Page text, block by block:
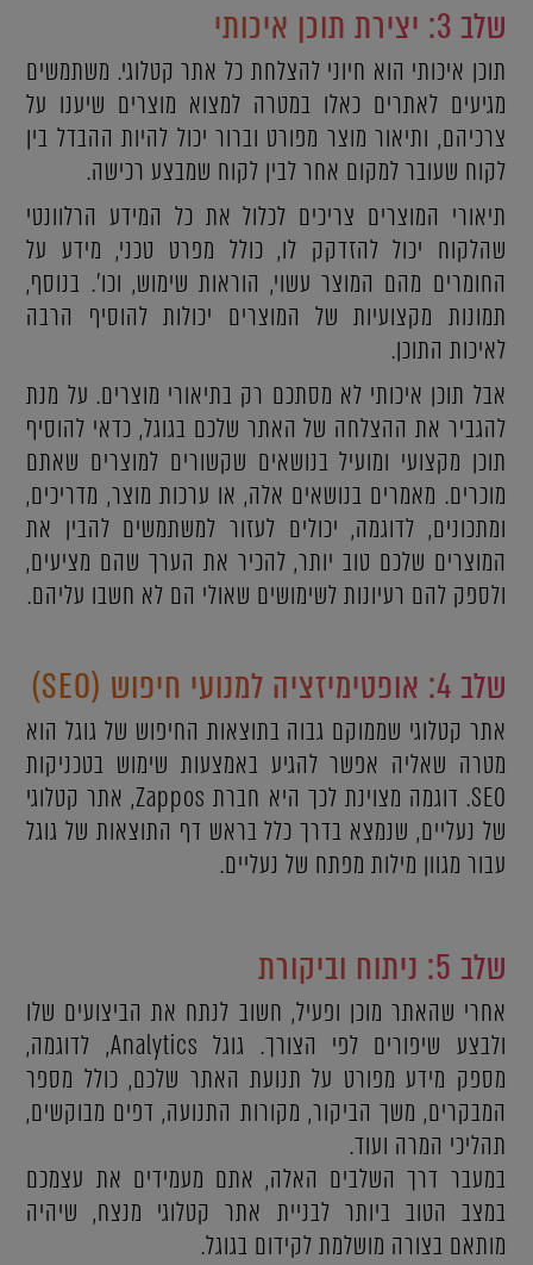
שלב 3: יצירת תוכן איכותי
תוכן איכותי הוא חיוני להצלחת כל אתר קטלוגי. משתמשים
מגיעים לאתרים כאלו במטרה למצוא מוצרים שיענו על
צרכיהם, ותיאור מוצר מפורט וברור יכול להיות ההבדל בין
לקוח שעובר למקום אחר לבין לקוח שמבצע רכישה.
תיאורי המוצרים צריכים לכלול את כל המידע הרלוונטי
שהלקוח יכול להזדקק לו, כולל מפרט טכני, מידע על
החומרים מהם המוצר עשוי, הוראות שימוש, וכו'. בנוסף,
תמונות מקצועיות של המוצרים יכולות להוסיף הרבה
לאיכות התוכן.
אבל תוכן איכותי לא מסתכם רק בתיאורי מוצרים. על מנת
להגביר את ההצלחה של האתר שלכם בגוגל, כדאי להוסיף
תוכן מקצועי ומועיל בנושאים שקשורים למוצרים שאתם
מוכרים. מאמרים בנושאים אלה, או ערכות מוצר, מדריכים,
ומתכונים, לדוגמה, יכולים לעזור למשתמשים להבין את
המוצרים שלכם טוב יותר, להכיר את הערך שהם מציעים,
ולספק להם רעיונות לשימושים שאולי הם לא חשבו עליהם.
שלב 4: אופטימיזציה למנועי חיפוש (SEO)
אתר קטלוגי שממוקם גבוה בתוצאות החיפוש של גוגל הוא
מטרה שאליה אפשר להגיע באמצעות שימוש בטכניקות
SEO. דוגמה מצוינת לכך היא חברת Zappos, אתר קטלוגי
של נעליים, שנמצא בדרך כלל בראש דף התוצאות של גוגל
עבור מגוון מילות מפתח של נעליים.
שלב 5: ניתוח וביקורת
אחרי שהאתר מוכן ופעיל, חשוב לנתח את הביצועים שלו
ולבצע שיפורים לפי הצורך. גוגל Analytics, לדוגמה,
מספק מידע מפורט על תנועת האתר שלכם, כולל מספר
המבקרים, משך הביקור, מקורות התנועה, דפים מבוקשים,
תהליכי המרה ועוד.
במעבר דרך השלבים האלה, אתם מעמידים את עצמכם
במצב הטוב ביותר לבניית אתר קטלוגי מנצח, שיהיה
מותאם בצורה מושלמת לקידום בגוגל.